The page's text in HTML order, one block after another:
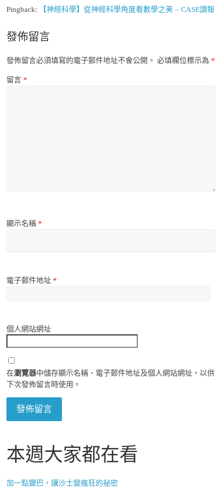
Pingback: 【神經科學】從神經科學角度看數學之美 – CASE讀報
發佈留言
發佈留言必須填寫的電子郵件地址不會公開。 必填欄位標示為 *
留言 *
顯示名稱 *
電子郵件地址 *
個人網站網址
在瀏覽器中儲存顯示名稱、電子郵件地址及個人網站網址，以供
下次發佈留言時使用。
本週大家都在看
加一點鹽巴，讓沙士變瘋狂的祕密